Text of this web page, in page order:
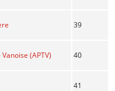
39
(APTV) 40
41